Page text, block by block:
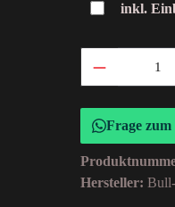
inkl.
Frage
Hersteller: